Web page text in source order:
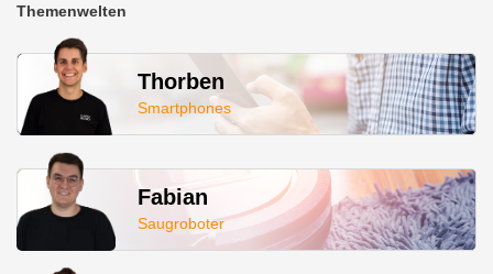
Themenwelten
Thorben
Smartphones
Fabian
Saugroboter